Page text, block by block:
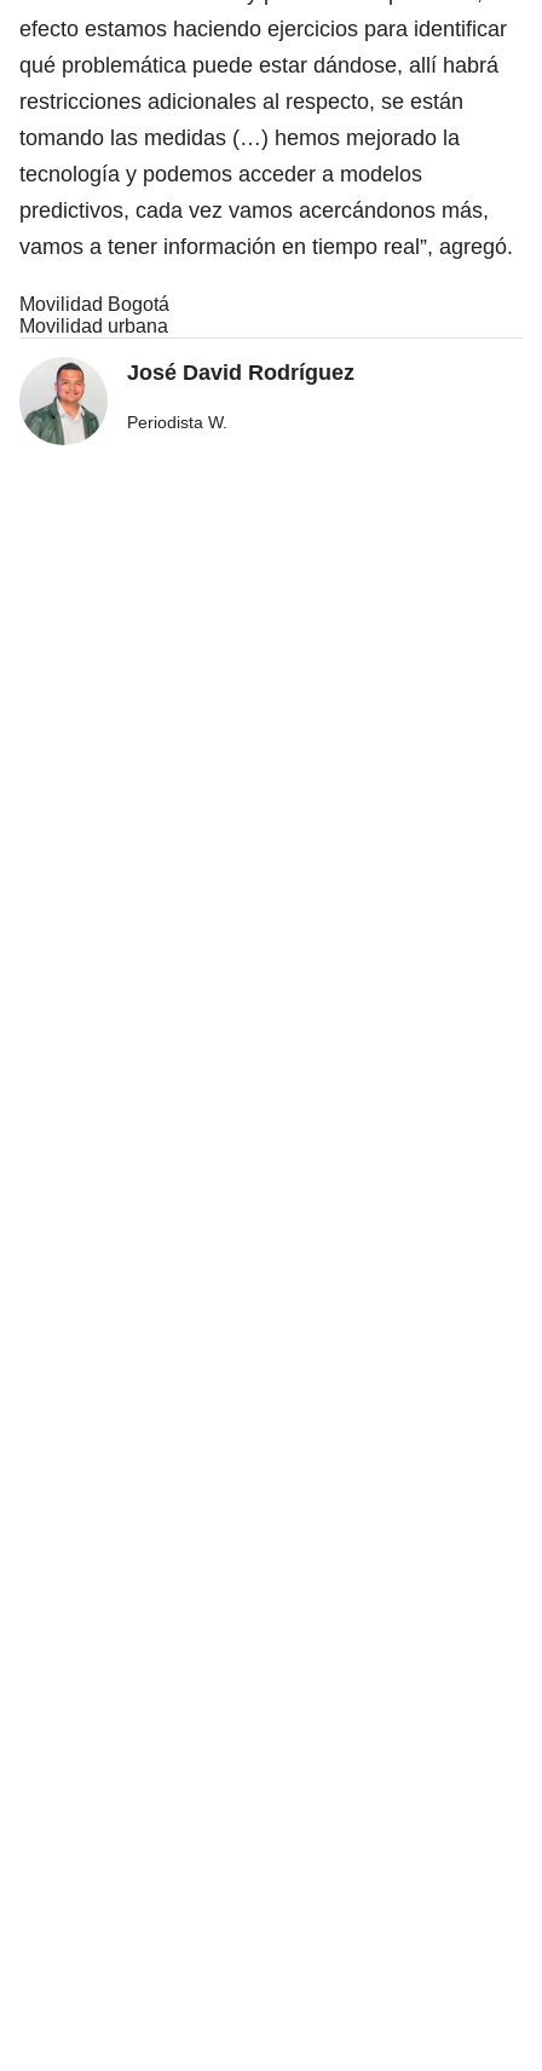
efecto estamos haciendo ejercicios para identificar
qué problemática puede estar dándose, allí habrá
restricciones adicionales al respecto, se están
tomando las medidas (…) hemos mejorado la
tecnología y podemos acceder a modelos
predictivos, cada vez vamos acercándonos más,
vamos a tener información en tiempo real”, agregó.
Movilidad Bogotá
Movilidad urbana
José David Rodríguez
Periodista W.